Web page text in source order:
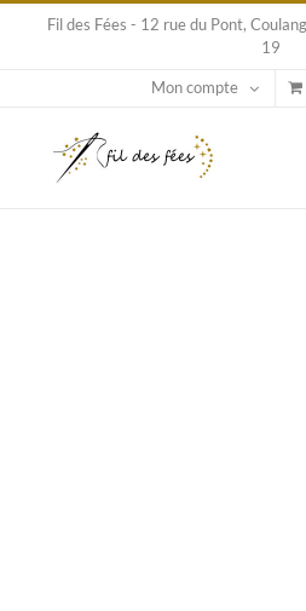
PasserFil des Fées - 12 rue du Pont,
19
Mon compte